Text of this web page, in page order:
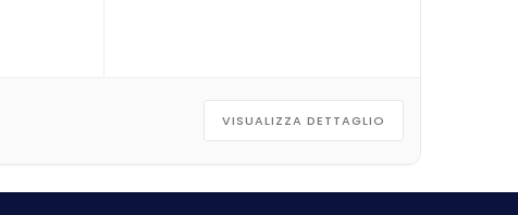
VISUALIZZA DETTAGLIO